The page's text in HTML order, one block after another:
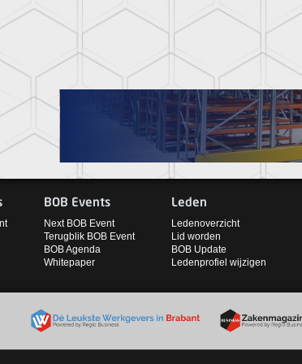
BOB Events
Next BOB Event
Terugblik BOB Event
BOB Agenda
Whitepaper
Leden
Ledenoverzicht
Lid worden
BOB Update
Ledenprofiel wijzigen